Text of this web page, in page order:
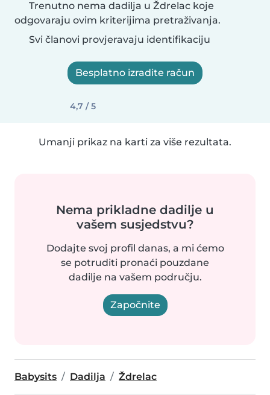
Trenutno nema dadilja u Ždrelac koje
odgovaraju ovim kriterijima pretraživanja.
Svi članovi provjeravaju identifikaciju
Besplatno izradite račun
4,7 / 5
Umanji prikaz na karti za više rezultata.
Nema prikladne dadilje u
vašem susjedstvu?
Dodajte svoj profil danas, a mi ćemo
se potruditi pronaći pouzdane
dadilje na vašem području.
Započnite
Babysits Dadilja Ždrelac